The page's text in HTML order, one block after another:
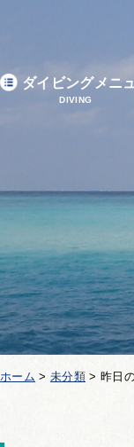
ダイビングメニ
DIVING
ホーム > 未分類> 昨日